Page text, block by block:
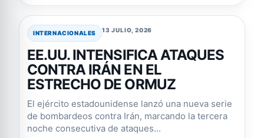
INTERNACIONALES 13 JULIO, 2026
EE.UU. INTENSIFICA ATAQUES
CONTRA IRÁN EN EL
ESTRECHO DE ORMUZ
El ejército estadounidense lanzó una nueva serie
de bombardeos contra Irán, marcando la tercera
noche consecutiva de ataques...